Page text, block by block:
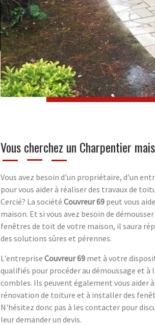
Vous cherchez un Charpentier
Vous avez besoin d'un propriétaire, d'un
pour vous aider à réaliser des travaux de
Cercié? La société Couvreur 69 peut vous
maison. Et si vous avez besoin de
fenêtres de toit de votre maison, il saura
des solutions sûres et pérennes.
L'entreprise Couvreur 69 met à votre
qualifiés pour procéder au démoussage et
combles. Ils peuvent également vous aider
rénovation de toiture et à installer des
N'hésitez donc pas à les contacter pour
leur demander un devis.